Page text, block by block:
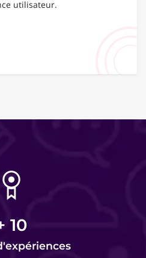
utilisateur.
10